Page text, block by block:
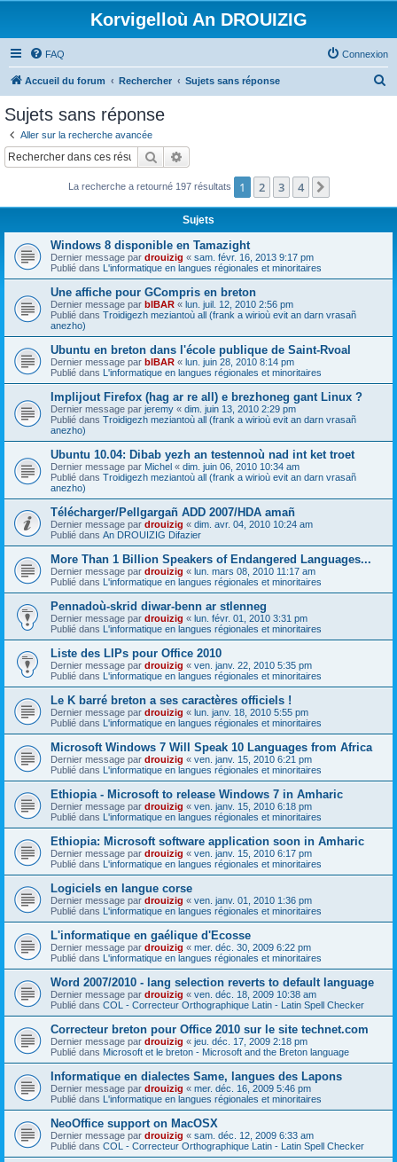
Korvigelloù An DROUIZIG
FAQ Connexion
Accueil du forum Rechercher Sujets sans réponse
c
Sujets sans réponse
Aller sur la recherche avancée
Rechercher
La recherche a retourné 197 résultats 1 2 3 4
Sujets
Windows 8 disponible en Tamazight
Dernier message par drouizig « sam. févr. 16, 2013 9:17 pm
Publié dans L'informatique en langues régionales et minoritaires
Une affiche pour GCompris en breton
Dernier message par bIBAR « lun. juil. 12, 2010 2:56 pm
Publié dans Troidigezh meziantoù all (frank a wirioù evit an darn vrasañ
anezho)
Ubuntu en breton dans l'école publique de Saint-Rvoal
Dernier message par bIBAR « lun. juin 28, 2010 8:14 pm
Publié dans L'informatique en langues régionales et minoritaires
Implijout Firefox (hag ar re all) e brezhoneg gant Linux ?
Dernier message par jeremy « dim. juin 13, 2010 2:29 pm
Publié dans Troidigezh meziantoù all (frank a wirioù evit an darn vrasañ
anezho)
Ubuntu 10.04: Dibab yezh an testennoù nad int ket troet
Dernier message par Michel « dim. juin 06, 2010 10:34 am
Publié dans Troidigezh meziantoù all (frank a wirioù evit an darn vrasañ
anezho)
Télécharger/Pellgargañ ADD 2007/HDA amañ
Dernier message par drouizig « dim. avr. 04, 2010 10:24 am
Publié dans An DROUIZIG Difazier
More Than 1 Billion Speakers of Endangered Languages...
Dernier message par drouizig « lun. mars 08, 2010 11:17 am
Publié dans L'informatique en langues régionales et minoritaires
Pennadoù-skrid diwar-benn ar stlenneg
Dernier message par drouizig « lun. févr. 01, 2010 3:31 pm
Publié dans L'informatique en langues régionales et minoritaires
Liste des LIPs pour Office 2010
Dernier message par drouizig « ven. janv. 22, 2010 5:35 pm
Publié dans L'informatique en langues régionales et minoritaires
Le K barré breton a ses caractères officiels !
Dernier message par drouizig « lun. janv. 18, 2010 5:55 pm
Publié dans L'informatique en langues régionales et minoritaires
Microsoft Windows 7 Will Speak 10 Languages from Africa
Dernier message par drouizig « ven. janv. 15, 2010 6:21 pm
Publié dans L'informatique en langues régionales et minoritaires
Ethiopia - Microsoft to release Windows 7 in Amharic
Dernier message par drouizig « ven. janv. 15, 2010 6:18 pm
Publié dans L'informatique en langues régionales et minoritaires
Ethiopia: Microsoft software application soon in Amharic
Dernier message par drouizig « ven. janv. 15, 2010 6:17 pm
Publié dans L'informatique en langues régionales et minoritaires
Logiciels en langue corse
Dernier message par drouizig « ven. janv. 01, 2010 1:36 pm
Publié dans L'informatique en langues régionales et minoritaires
L'informatique en gaélique d'Ecosse
Dernier message par drouizig « mer. déc. 30, 2009 6:22 pm
Publié dans L'informatique en langues régionales et minoritaires
Word 2007/2010 - lang selection reverts to default language
Dernier message par drouizig « ven. déc. 18, 2009 10:38 am
Publié dans COL - Correcteur Orthographique Latin - Latin Spell Checker
Correcteur breton pour Office 2010 sur le site technet.com
Dernier message par drouizig « jeu. déc. 17, 2009 2:18 pm
Publié dans Microsoft et le breton - Microsoft and the Breton language
Informatique en dialectes Same, langues des Lapons
Dernier message par drouizig « mer. déc. 16, 2009 5:46 pm
Publié dans L'informatique en langues régionales et minoritaires
NeoOffice support on MacOSX
Dernier message par drouizig « sam. déc. 12, 2009 6:33 am
Publié dans COL - Correcteur Orthographique Latin - Latin Spell Checker